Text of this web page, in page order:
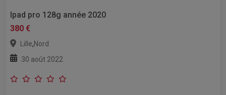
Ipad pro 128g année 2020
380 €
Lille,Nord
30 août 2022